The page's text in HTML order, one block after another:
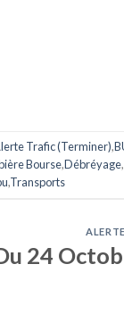
Trafic (Terminer),
Bourse,Débréyage,
,Transports
24